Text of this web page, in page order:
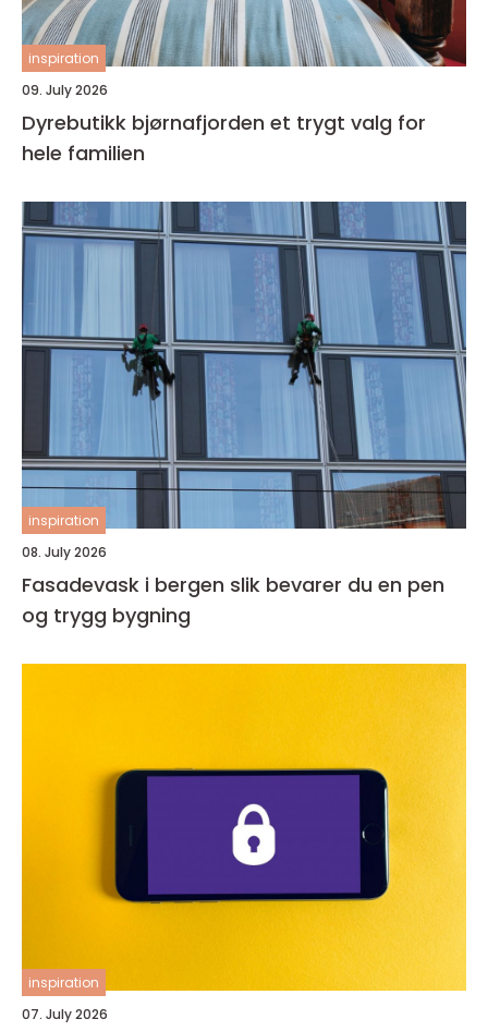
inspiration
09. July 2026
Dyrebutikk bjørnafjorden et trygt valg for
hele familien
inspiration
08. July 2026
Fasadevask i bergen slik bevarer du en pen
og trygg bygning
inspiration
07. July 2026